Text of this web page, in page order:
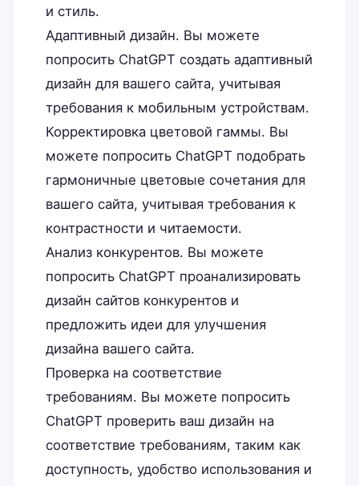
и стиль.
Адаптивный дизайн. Вы можете
попросить ChatGPT создать адаптивный
дизайн для вашего сайта, учитывая
требования к мобильным устройствам.
Корректировка цветовой гаммы. Вы
можете попросить ChatGPT подобрать
гармоничные цветовые сочетания для
вашего сайта, учитывая требования к
контрастности и читаемости.
Анализ конкурентов. Вы можете
попросить ChatGPT проанализировать
дизайн сайтов конкурентов и
предложить идеи для улучшения
дизайна вашего сайта.
Проверка на соответствие
требованиям. Вы можете попросить
ChatGPT проверить ваш дизайн на
соответствие требованиям, таким как
доступность, удобство использования и